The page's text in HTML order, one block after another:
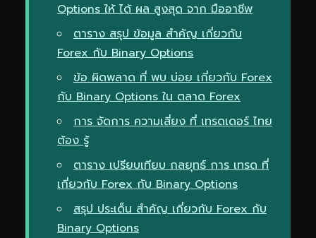
Options ให้ ได้ ผล สูงสุด จาก มืออาชีพ
ตาราง สรุป ข้อมูล สำคัญ เกี่ยวกับ
Forex กับ Binary Options
ข้อ ผิดพลาด ที่ พบ บ่อย เกี่ยวกับ Forex
กับ Binary Options ใน ตลาด Forex
การ จัดการ ความเสี่ยง ที่ เทรดเดอร์ ไทย
ต้อง รู้
ตาราง เปรียบเทียบ กลยุทธ์ การ เทรด ที่
เกี่ยวกับ Forex กับ Binary Options
สรุป ประเด็น สำคัญ เกี่ยวกับ Forex กับ
Binary Options